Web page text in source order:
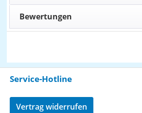
Bewertungen
Service-Hotline
Vertrag widerrufen